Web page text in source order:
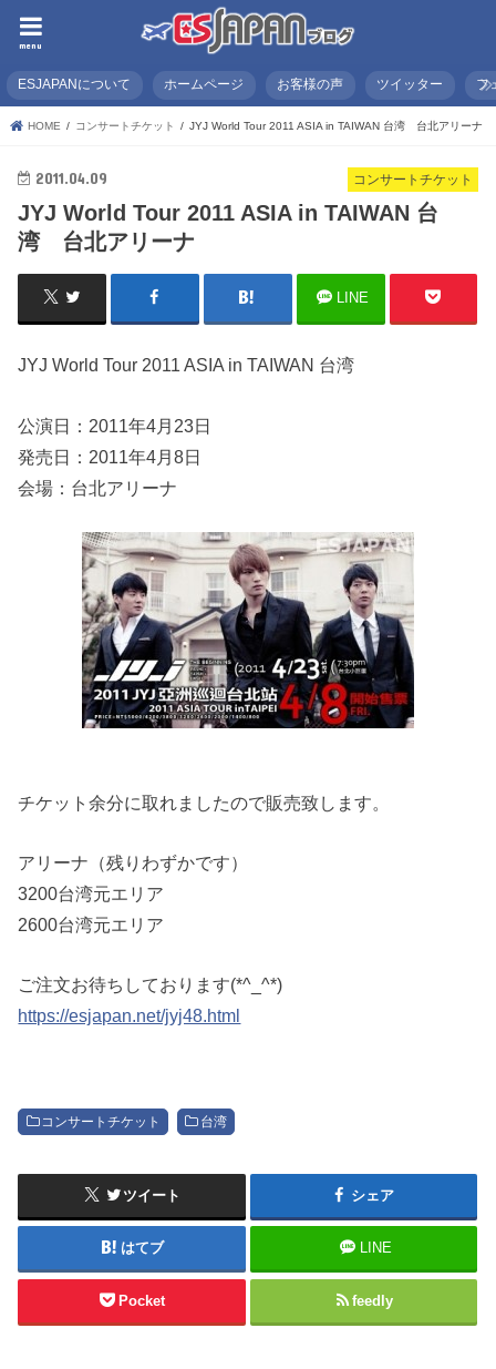
menu
ESJAPANについて ホームページ お客様の声 ツイッター フ
HOME コンサートチケット JYJ World Tour 2011 ASIA in TAIWAN 台湾 台北アリーナ
コンサートチケット
2011.04.09
JYJ World Tour 2011 ASIA in TAIWAN 台
湾 台北アリーナ
LINE
JYJ World Tour 2011 ASIA in TAIWAN 台湾
公演日：2011年4月23日
発売日：2011年4月8日
会場：台北アリーナ
チケット余分に取れましたので販売致します。
アリーナ（残りわずかです）
3200台湾元エリア
2600台湾元エリア
ご注文お待ちしております(*^_^*)
https://esjapan.net/jyj48.html
コンサートチケット 台湾
ツイート シェア
はてブ LINE
Pocket feedly